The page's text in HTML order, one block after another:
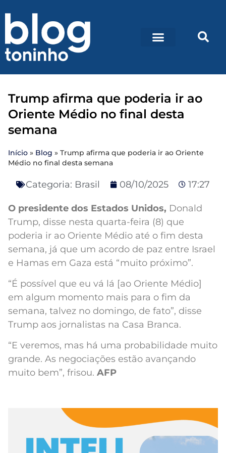
Trump afirma que poderia ir ao
Oriente Médio no final desta
semana
Início » Blog » Trump afirma que poderia ir ao Oriente
Médio no final desta semana
Categoria: Brasil 08/10/2025 17:27
O presidente dos Estados Unidos, Donald
Trump, disse nesta quarta-feira (8) que
poderia ir ao Oriente Médio até o fim desta
semana, já que um acordo de paz entre Israel
e Hamas em Gaza está “muito próximo”.
“É possível que eu vá lá [ao Oriente Médio]
em algum momento mais para o fim da
semana, talvez no domingo, de fato”, disse
Trump aos jornalistas na Casa Branca.
“E veremos, mas há uma probabilidade muito
grande. As negociações estão avançando
muito bem”, frisou. AFP